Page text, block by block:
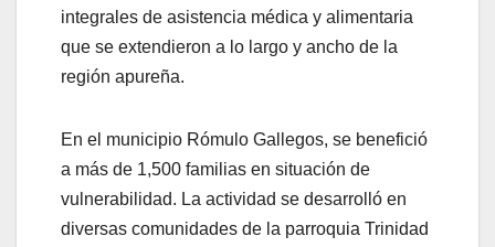
integrales de asistencia médica y alimentaria
que se extendieron a lo largo y ancho de la
región apureña.
En el municipio Rómulo Gallegos, se benefició
a más de 1,500 familias en situación de
vulnerabilidad. La actividad se desarrolló en
diversas comunidades de la parroquia Trinidad